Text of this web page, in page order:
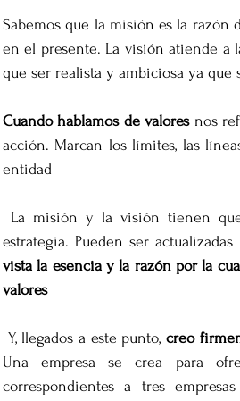
Sabemos que la misión es la razón
en el presente. La visión atiende a
que ser realista y ambiciosa ya
Cuando hablamos de valores nos
acción. Marcan los límites, las
entidad
estrategia. Pueden ser
vista la esencia y la razón por la
valores
Y, llegados a este punto, creo
Una empresa se crea para
correspondientes a tres